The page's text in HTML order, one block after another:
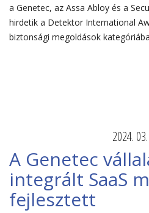
a Genetec, az Assa Abloy és a
hirdetik a Detektor International
biztonsági megoldások
2024.
A Genetec
integrált SaaS
fejlesztett